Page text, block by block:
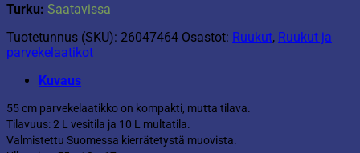
Turku: Saatavissa
Tuotetunnus (SKU): 26047464 Osastot: Ruukut, Ruukut ja
parvekelaatikot
Kuvaus
55 cm parvekelaatikko on kompakti, mutta tilava.
Tilavuus: 2 L vesitila ja 10 L multatila.
Valmistettu Suomessa kierrätetystä muovista.